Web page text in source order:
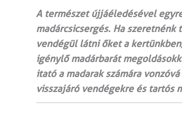
A természet újjáéledésével
madárcsicsergés. Ha
vendégül látni őket a
igénylő madárbarát
itató a madarak számára
visszajáró vendégekre és